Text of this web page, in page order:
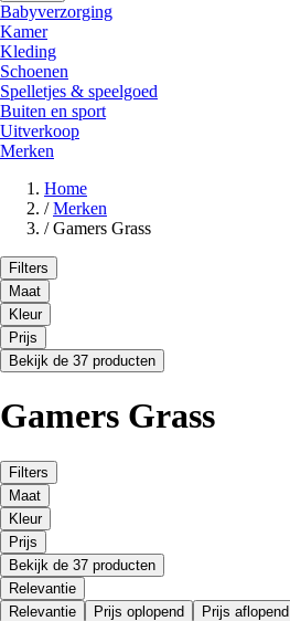
Babyverzorging
Kamer
Kleding
Schoenen
Spelletjes & speelgoed
Buiten en sport
Uitverkoop
Merken
Home
/ Merken
/ Gamers Grass
Filters
Maat
Kleur
Prijs
Bekijk de 37 producten
Gamers Grass
Filters
Maat
Kleur
Prijs
Bekijk de 37 producten
Relevantie
Relevantie
Prijs oplopend Prijs aflopend